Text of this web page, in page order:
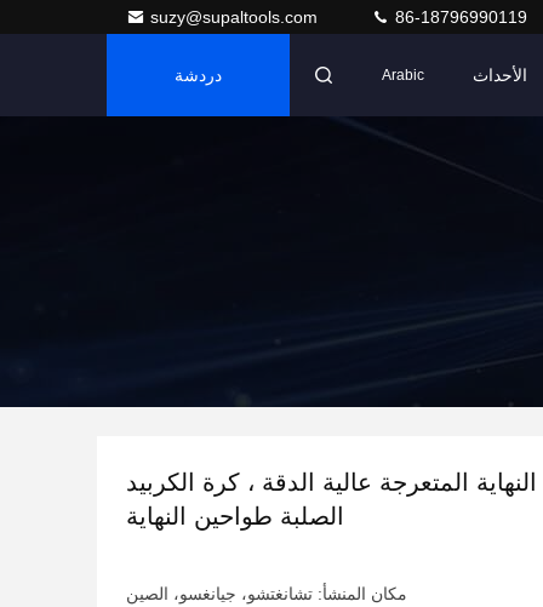
suzy@supaltools.com 86-18796990119
الأحداث Arabic دردشة
المتعرجة عالية الدقة ، كرة الكربيد
الصلبة طواحين النهاية
مكان المنشأ: تشانغتشو، جيانغسو، الصين